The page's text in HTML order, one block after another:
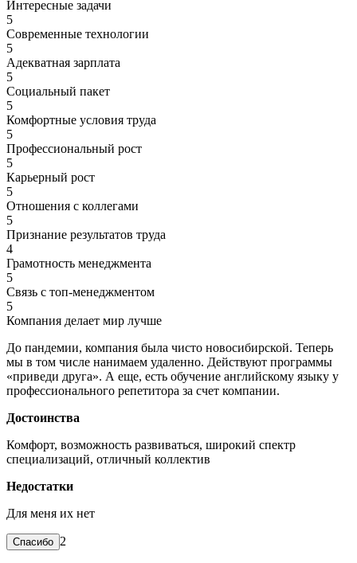
Интересные задачи
5
Современные технологии
5
Адекватная зарплата
5
Социальный пакет
5
Комфортные условия труда
5
Профессиональный рост
5
Карьерный рост
5
Отношения с коллегами
5
Признание результатов труда
4
Грамотность менеджмента
5
Связь с топ-менеджментом
5
Компания делает мир лучше
До пандемии, компания была чисто новосибирской. Теперь
мы в том числе нанимаем удаленно. Действуют программы
«приведи друга». А еще, есть обучение английскому языку у
профессионального репетитора за счет компании.
Достоинства
Комфорт, возможность развиваться, широкий спектр
специализаций, отличный коллектив
Недостатки
Для меня их нет
2